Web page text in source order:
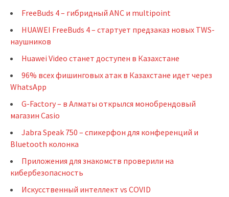
FreeBuds 4 – гибридный ANC и multipoint
HUAWEI FreeBuds 4 – стартует предзаказ новых TWS-
наушников
Huawei Video станет доступен в Казахстане
96% всех фишинговых атак в Казахстане идет через
WhatsApp
G-Factory – в Алматы открылся монобрендовый
магазин Casio
Jabra Speak 750 – cпикерфон для конференций и
Bluetooth колонка
Приложения для знакомств проверили на
кибербезопасность
Искусственный интеллект vs COVID